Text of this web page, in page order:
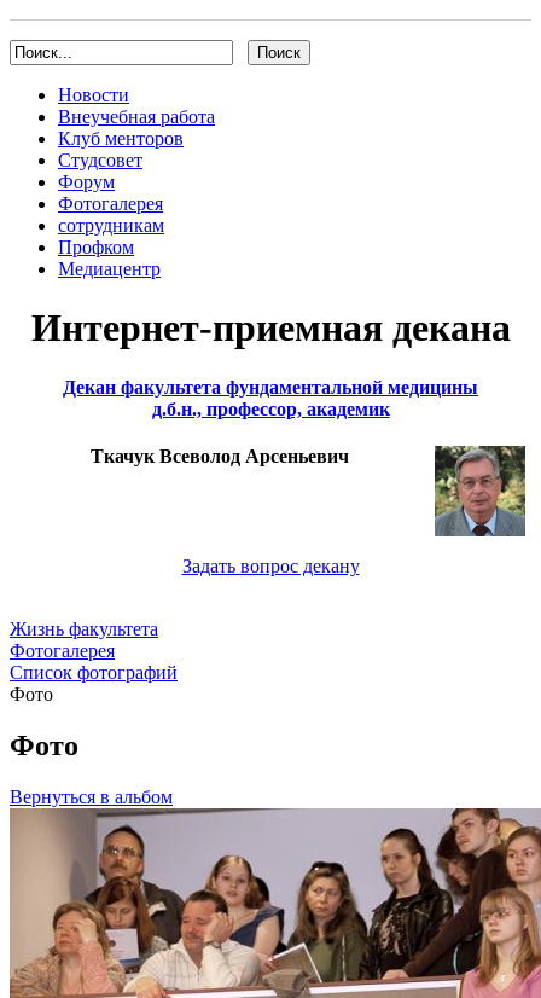
Новости
Внеучебная работа
Клуб менторов
Студсовет
Форум
Фотогалерея
сотрудникам
Профком
Медиацентр
Интернет-приемная декана
Декан факультета фундаментальной медицины
д.б.н., профессор, академик
Ткачук Всеволод Арсеньевич
Задать вопрос декану
Жизнь факультета
Фотогалерея
Список фотографий
Фото
Фото
Вернуться в альбом